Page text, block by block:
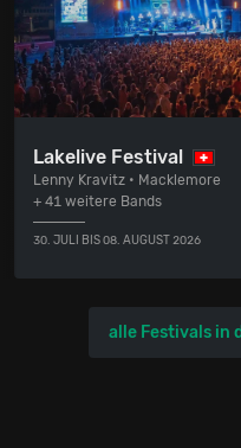
Lakelive Festival
Lenny Kravitz • Macklemore
+ 41 weitere Bands
30. JULI BIS 08. AUGUST 2026
alle Festivals in